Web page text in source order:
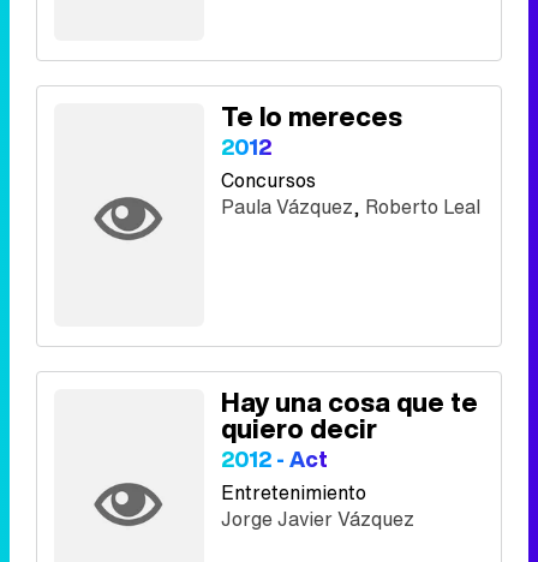
Te lo mereces
2012
Concursos
Paula Vázquez, Roberto Leal
Hay una cosa que te
quiero decir
2012 - Act
Entretenimiento
Jorge Javier Vázquez